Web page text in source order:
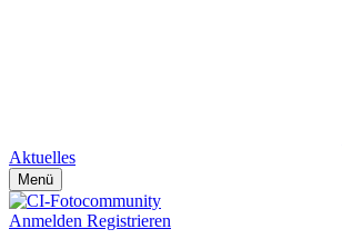
Aktuelles
Menü
Anmelden Registrieren